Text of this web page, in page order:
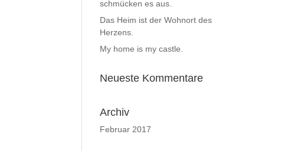
schmücken es aus.
Das Heim ist der Wohnort des
Herzens.
My home is my castle.
Neueste Kommentare
Archiv
Februar 2017